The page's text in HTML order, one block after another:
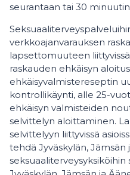
seurantaan tai 30
verkkoajanvarauksen
lapsettomuuteen liittyvissä
raskauden ehkäisyn
ehkäisyvalmistereseptin
kontrollikäynti, alle 25-
ehkäisyn valmisteiden
selvittelyn aloittaminen.
selvittelyyn liittyvissä
tehdä Jyväskylän,
seksuaaliterveysyksiköihin